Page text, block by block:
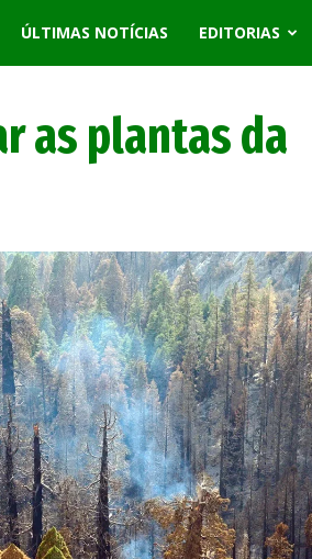
ÚLTIMAS NOTÍCIAS EDITORIAS
as plantas da